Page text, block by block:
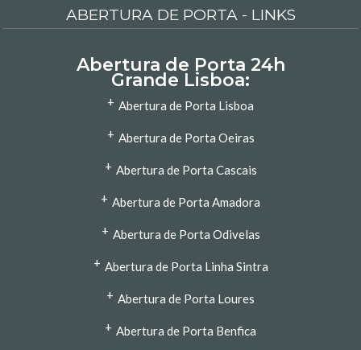
ABERTURA DE PORTA - LINKS
Abertura de Porta 24h
Grande Lisboa:
+ Abertura de Porta Lisboa
+ Abertura de Porta Oeiras
+ Abertura de Porta Cascais
+ Abertura de Porta Amadora
+ Abertura de Porta Odivelas
+ Abertura de Porta Linha Sintra
+ Abertura de Porta Loures
+ Abertura de Porta Benfica